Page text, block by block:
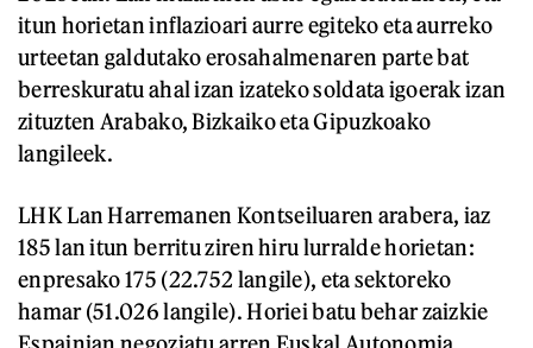
itun horietan inflazioari aurre egiteko eta aurreko
urteetan galdutako erosahalmenaren parte bat
berreskuratu ahal izan izateko soldata igoerak izan
zituzten Arabako, Bizkaiko eta Gipuzkoako
langileek.
LHK Lan Harremanen Kontseiluaren arabera, iaz
185 lan itun berritu ziren hiru lurralde horietan:
enpresako 175 (22.752 langile), eta sektoreko
hamar (51.026 langile). Horiei batu behar zaizkie
Espainian negoziatu arren Euskal Autonomia